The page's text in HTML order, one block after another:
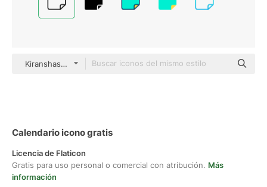
Kiranshastry Lineal
Calendario icono gratis
Licencia de Flaticon
Gratis para uso personal o comercial con atribución. Más
información